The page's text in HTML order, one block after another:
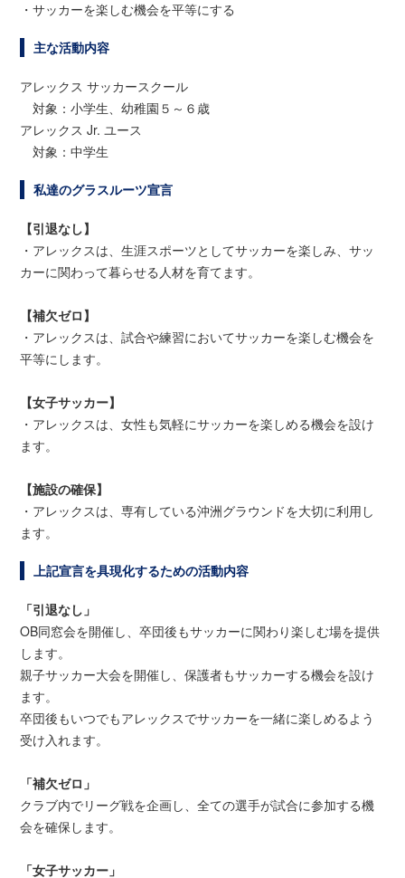
・サッカーを楽しむ機会を平等にする
主な活動内容
アレックス サッカースクール
対象：小学生、幼稚園５～６歳
アレックス Jr. ユース
対象：中学生
私達のグラスルーツ宣言
【引退なし】
・アレックスは、生涯スポーツとしてサッカーを楽しみ、サッ
カーに関わって暮らせる人材を育てます。
【補欠ゼロ】
・アレックスは、試合や練習においてサッカーを楽しむ機会を
平等にします。
【女子サッカー】
・アレックスは、女性も気軽にサッカーを楽しめる機会を設け
ます。
【施設の確保】
・アレックスは、専有している沖洲グラウンドを大切に利用し
ます。
上記宣言を具現化するための活動内容
「引退なし」
OB同窓会を開催し、卒団後もサッカーに関わり楽しむ場を提供
します。
親子サッカー大会を開催し、保護者もサッカーする機会を設け
ます。
卒団後もいつでもアレックスでサッカーを一緒に楽しめるよう
受け入れます。
「補欠ゼロ」
クラブ内でリーグ戦を企画し、全ての選手が試合に参加する機
会を確保します。
「女子サッカー」